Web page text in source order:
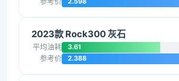
2023款 Rock300 灰石
平均油耗 3.61
参考价 2.388